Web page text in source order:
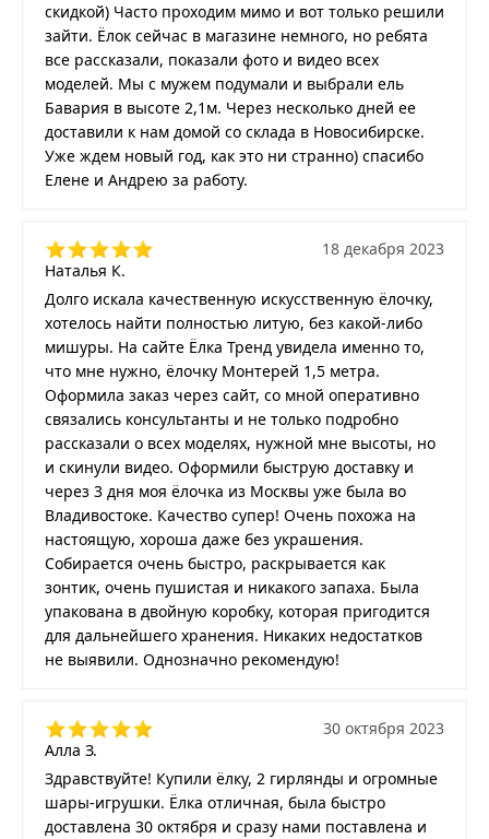
скидкой) Часто проходим мимо и вот только решили
зайти. Ёлок сейчас в магазине немного, но ребята
все рассказали, показали фото и видео всех
моделей. Мы с мужем подумали и выбрали ель
Бавария в высоте 2,1м. Через несколько дней ее
доставили к нам домой со склада в Новосибирске.
Уже ждем новый год, как это ни странно) спасибо
Елене и Андрею за работу.
Наталья К.
18 декабря 2023
Долго искала качественную искусственную ёлочку,
хотелось найти полностью литую, без какой-либо
мишуры. На сайте Ёлка Тренд увидела именно то,
что мне нужно, ёлочку Монтерей 1,5 метра.
Оформила заказ через сайт, со мной оперативно
связались консультанты и не только подробно
рассказали о всех моделях, нужной мне высоты, но
и скинули видео. Оформили быструю доставку и
через 3 дня моя ёлочка из Москвы уже была во
Владивостоке. Качество супер! Очень похожа на
настоящую, хороша даже без украшения.
Собирается очень быстро, раскрывается как
зонтик, очень пушистая и никакого запаха. Была
упакована в двойную коробку, которая пригодится
для дальнейшего хранения. Никаких недостатков
не выявили. Однозначно рекомендую!
Алла З.
30 октября 2023
Здравствуйте! Купили ёлку, 2 гирлянды и огромные
шары-игрушки. Ёлка отличная, была быстро
доставлена 30 октября и сразу нами поставлена и